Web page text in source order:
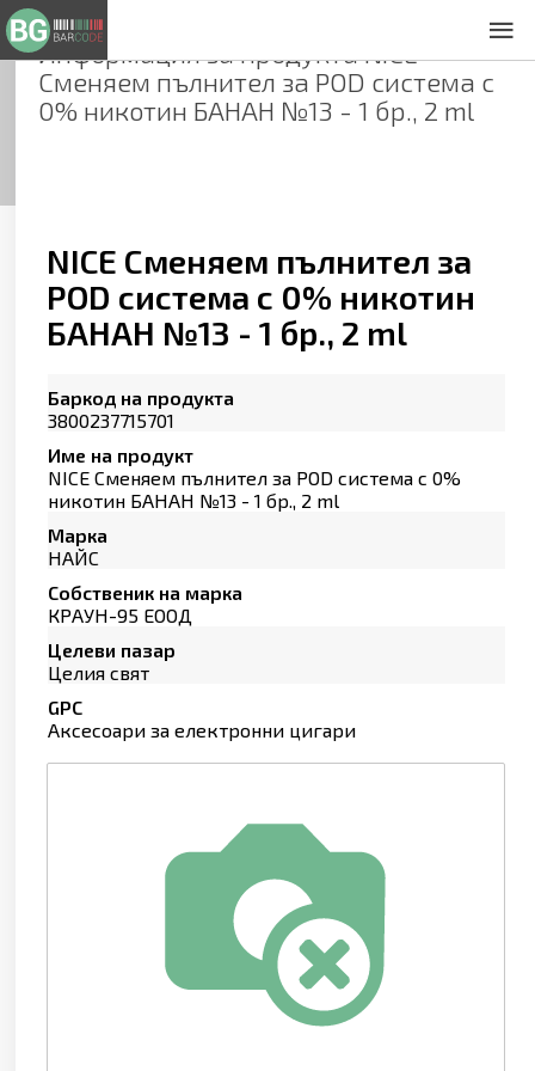
Информация за продуктаNICE
Сменяем пълнител за POD система с
0% никотин БАНАН №13 - 1 бр., 2 ml
NICE Сменяем пълнител за
POD система с 0% никотин
БАНАН №13 - 1 бр., 2 ml
Баркод на продукта
3800237715701
Име на продукт
NICE Сменяем пълнител за POD система с 0%
никотин БАНАН №13 - 1 бр., 2 ml
Марка
НАЙС
Собственик на марка
КРАУН-95 ЕООД
Целеви пазар
Целия свят
GPC
Аксесоари за електронни цигари
Общи условия
Декларация за проверителност